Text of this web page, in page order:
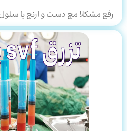
رفع مشکلا مچ دست و ارنج با